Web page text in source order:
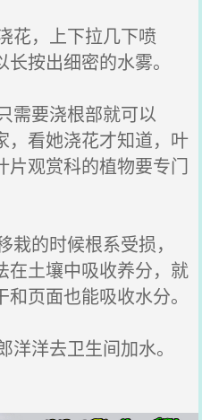
花，上下拉几下喷
按出细密的水雾。
需要浇根部就可以
，看她浇花才知道，叶
片观赏科的植物要专门
的时候根系受损，
在土壤中吸收养分，就
页面也能吸收水分。
洋去卫生间加水。